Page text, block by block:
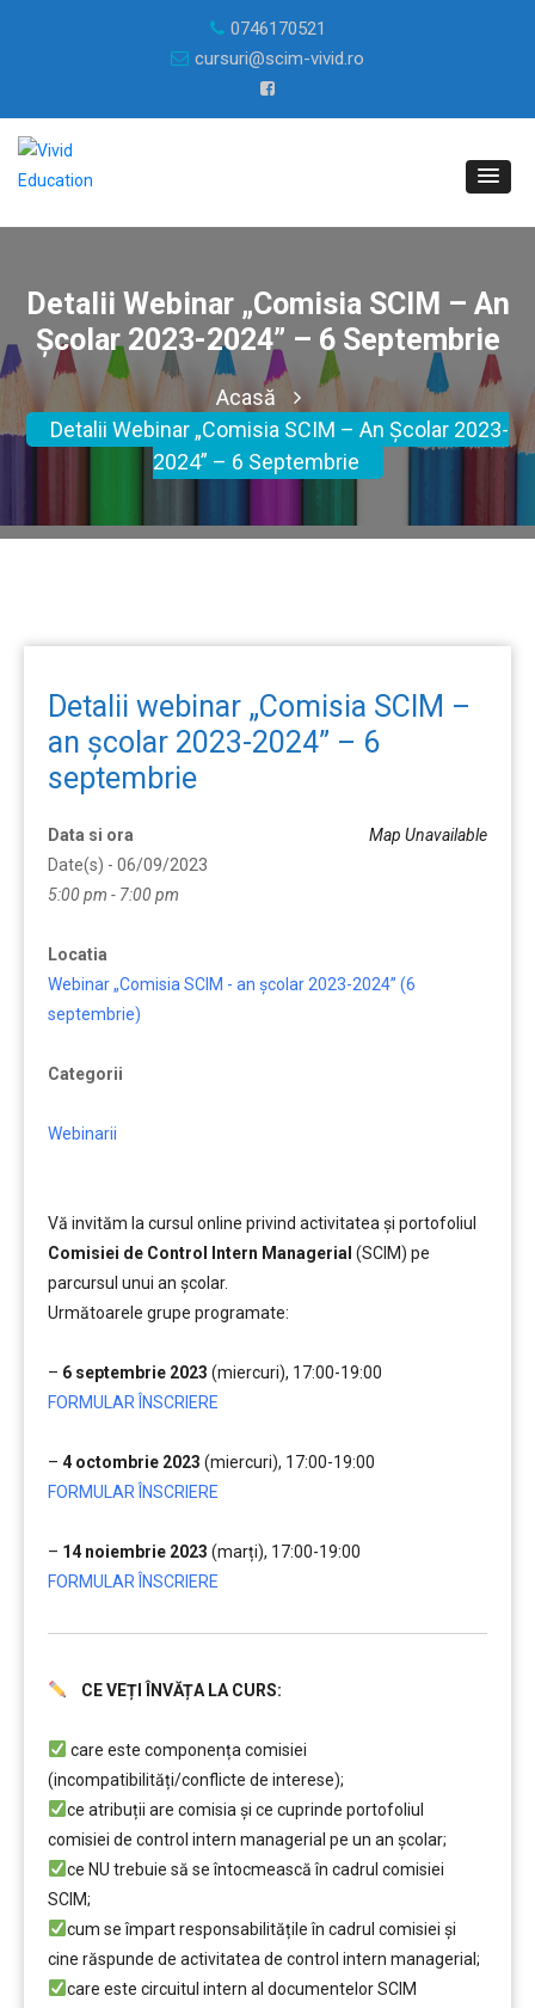
0746170521
cursuri@scim-vivid.ro
Detalii Webinar „Comisia SCIM – An
Școlar 2023-2024” – 6 Septembrie
Acasă
Detalii Webinar „Comisia SCIM – An Școlar 2023-
2024” – 6 Septembrie
Detalii webinar „Comisia SCIM –
an școlar 2023-2024” – 6
septembrie
Map Unavailable
Data si ora
Date(s) - 06/09/2023
5:00 pm - 7:00 pm
Locatia
Webinar „Comisia SCIM - an școlar 2023-2024” (6
septembrie)
Categorii
Webinarii
Vă invităm la cursul online privind activitatea și portofoliul
Comisiei de Control Intern Managerial (SCIM) pe
parcursul unui an școlar.
Următoarele grupe programate:
– 6 septembrie 2023 (miercuri), 17:00-19:00
FORMULAR ÎNSCRIERE
– 4 octombrie 2023 (miercuri), 17:00-19:00
FORMULAR ÎNSCRIERE
– 14 noiembrie 2023 (marți), 17:00-19:00
FORMULAR ÎNSCRIERE
CE VEȚI ÎNVĂȚA LA CURS:
care este componența comisiei
(incompatibilități/conflicte de interese);
ce atribuții are comisia și ce cuprinde portofoliul
comisiei de control intern managerial pe un an școlar;
ce NU trebuie să se întocmească în cadrul comisiei
SCIM;
cum se împart responsabilitățile în cadrul comisiei şi
cine răspunde de activitatea de control intern managerial;
care este circuitul intern al documentelor SCIM